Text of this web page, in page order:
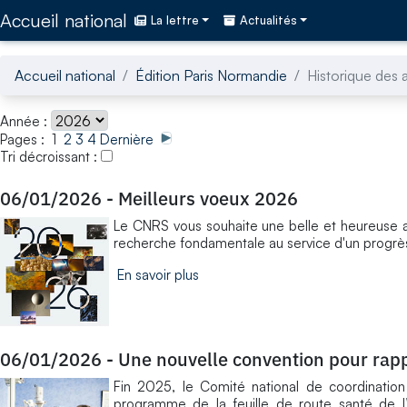
Accueil national La lettre Actualités
Accueil national Édition Paris Normandie Historique des
Année :
Pages : 1 2 3 4 Dernière
Tri décroissant :
06/01/2026 - Meilleurs voeux 2026
Le CNRS vous souhaite une belle et
recherche fondamentale au service d'un
En savoir plus
06/01/2026 - Une nouvelle convention pour
Fin 2025, le Comité national de